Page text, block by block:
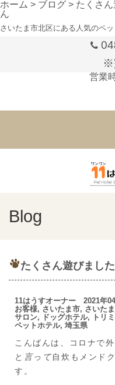
ホーム > ブログ > たくさ
ん
さいたま市北区にある人気のペ
※
営業
Blog
たくさん遊びまし
11はうすオーナー 2021年
お客様, さいたま市, さいた
サロン, ドッグホテル, トリ
ペットホテル, 埼玉県
こんばんは、コロナで
と 言って自炊もメンド
す。